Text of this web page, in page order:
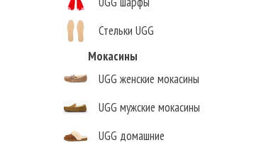
Стельки UGG
Мокасины
UGG женские мокасины
UGG мужские мокасины
UGG домашние